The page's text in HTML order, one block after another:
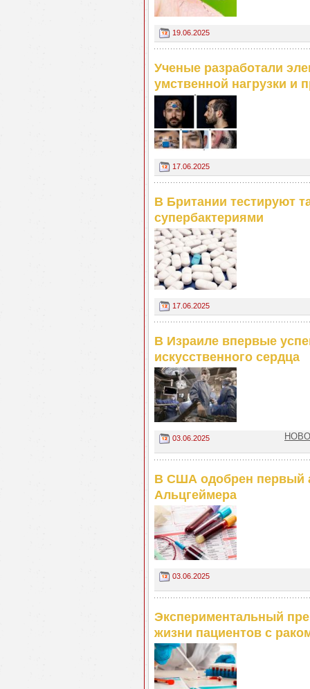
19.06.2025
Ученые разработали
умственной нагрузки и
17.06.2025
В Британии тестируют
супербактериями
17.06.2025
В Израиле впервые
искусственного сердца
03.06.2025
В США одобрен первый
Альцгеймера
03.06.2025
Экспериментальный
жизни пациентов с